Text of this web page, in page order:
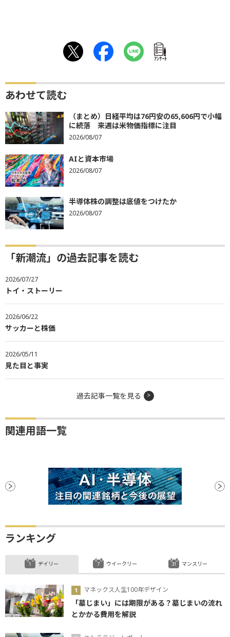
ｱﾝｹｰﾄ
あわせて読む
（まとめ）日経平均は76円安の65,606円で小幅
に続落 来週は米物価指標に注目
2026/08/07
AIと資本市場
2026/08/07
半導体株の調整は底値をつけたか
2026/08/07
「新潮流」の過去記事を読む
2026/07/27
トイ・ストーリー
2026/06/22
サッカーと株価
2026/05/11
見た目と事実
過去記事一覧を見る
関連用語一覧
ランキング
デイリー
マネックス人生100年デザイン
「墓じまい」には期限がある？墓じまいの流れ
とかかる費用を解説
ウイークリー マンスリー